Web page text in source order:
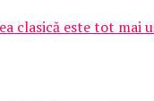
clasică este tot mai